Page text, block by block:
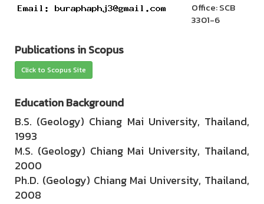
Office: SCB
3301-6
Publications in Scopus
Click to Scopus Site
Education Background
B.S. (Geology) Chiang Mai University, Thailand,
1993
M.S. (Geology) Chiang Mai University, Thailand,
2000
Ph.D. (Geology) Chiang Mai University, Thailand,
2008